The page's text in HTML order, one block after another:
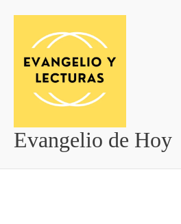
contenido
Evangelio de Hoy